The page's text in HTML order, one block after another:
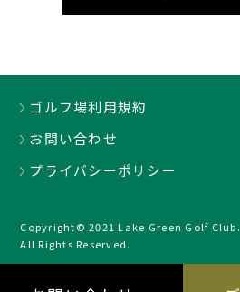
ゴルフ場利用規約
お問い合わせ
プライバシーポリシー
Copyright© 2021 Lake Green Golf Club.
All Rights Reserved.